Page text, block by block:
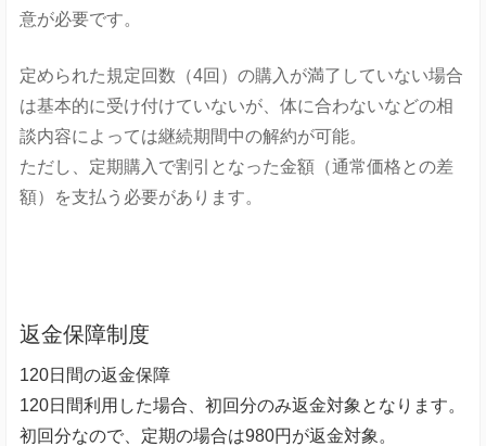
意が必要です。
定められた規定回数（4回）の購入が満了していない場合
は基本的に受け付けていないが、体に合わないなどの相
談内容によっては継続期間中の解約が可能。
ただし、定期購入で割引となった金額（通常価格との差
額）を支払う必要があります。
返金保障制度
120日間の返金保障
120日間利用した場合、初回分のみ返金対象となります。
初回分なので、定期の場合は980円が返金対象。